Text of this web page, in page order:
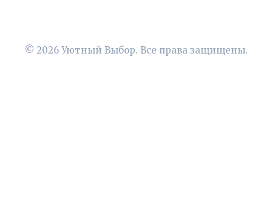
© 2026 Уютный Выбор. Все права защищены.